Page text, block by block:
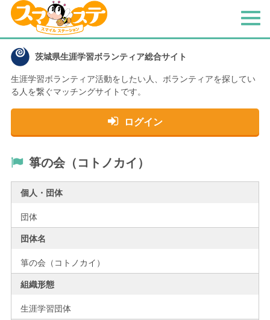
茨城県生涯学習ボランティア総合サイト
生涯学習ボランティア活動をしたい人、 ボランティアを探してい
る人を繋ぐマッチングサイトです。
ログイン
メ
箏の会（コトノカイ）
個人・団体
団体
団体名
箏の会（コトノカイ）
組織形態
生涯学習団体